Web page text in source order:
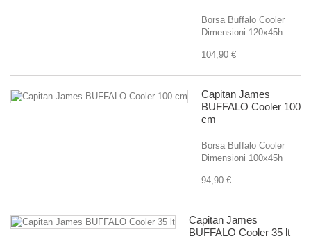
Borsa Buffalo Cooler
Dimensioni 120x45h
104,90 €
Capitan James
BUFFALO Cooler 100
cm
Borsa Buffalo Cooler
Dimensioni 100x45h
94,90 €
Capitan James
BUFFALO Cooler 35 lt